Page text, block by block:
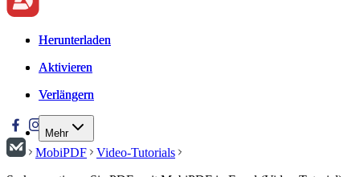
Herunterladen
Aktivieren
Verlängern
Mehr
Herunterladen
Aktivieren
Verlängern
MobiPDF
Video-Tutorials